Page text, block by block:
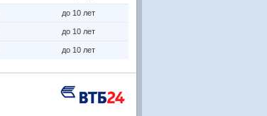
до 10 лет
до 10 лет
до 10 лет